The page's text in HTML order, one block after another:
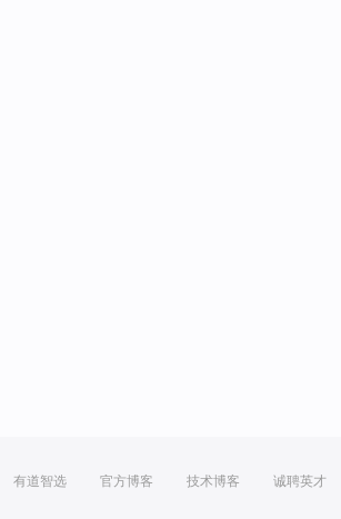
有道智选 官方博客 技术博客 诚聘英才